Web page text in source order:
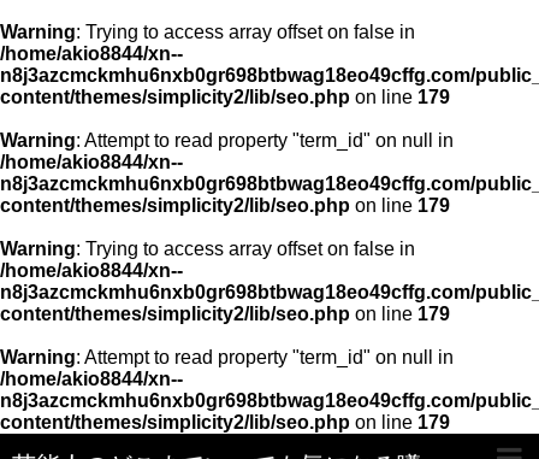
Warning: Trying to access array offset on false in
/home/akio8844/xn--
n8j3azcmckmhu6nxb0gr698btbwag18eo49cffg.com/
content/themes/simplicity2/lib/seo.php on line 179
Warning: Attempt to read property "term_id" on null in
/home/akio8844/xn--
n8j3azcmckmhu6nxb0gr698btbwag18eo49cffg.com/
content/themes/simplicity2/lib/seo.php on line 179
Warning: Trying to access array offset on false in
/home/akio8844/xn--
n8j3azcmckmhu6nxb0gr698btbwag18eo49cffg.com/
content/themes/simplicity2/lib/seo.php on line 179
Warning: Attempt to read property "term_id" on null in
/home/akio8844/xn--
n8j3azcmckmhu6nxb0gr698btbwag18eo49cffg.com/
content/themes/simplicity2/lib/seo.php on line 179